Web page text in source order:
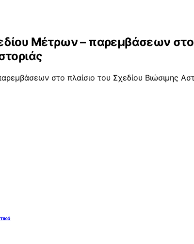
Μέτρων – παρεμβάσεων στο
στο πλαίσιο του Σχεδίου Βιώσιμης